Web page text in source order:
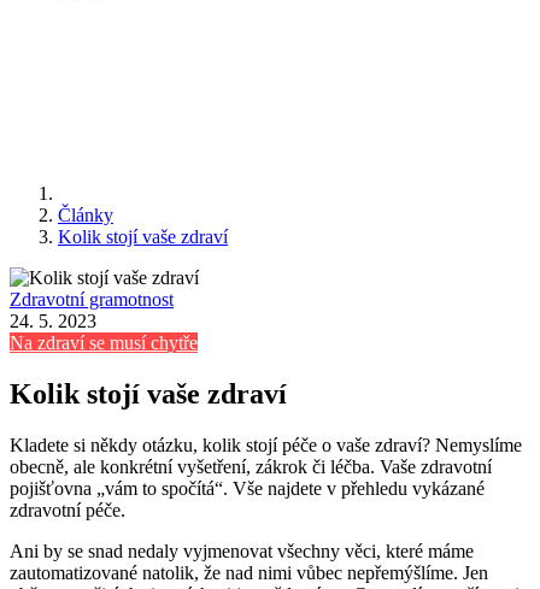
Články
Kolik stojí vaše zdraví
Zdravotní gramotnost
24. 5. 2023
Na zdraví se musí chytře
Kolik stojí vaše zdraví
Kladete si někdy otázku, kolik stojí péče o vaše zdraví? Nemyslíme
obecně, ale konkrétní vyšetření, zákrok či léčba. Vaše zdravotní
pojišťovna „vám to spočítá“. Vše najdete v přehledu vykázané
zdravotní péče.
Ani by se snad nedaly vyjmenovat všechny věci, které máme
zautomatizované natolik, že nad nimi vůbec nepřemýšlíme. Jen